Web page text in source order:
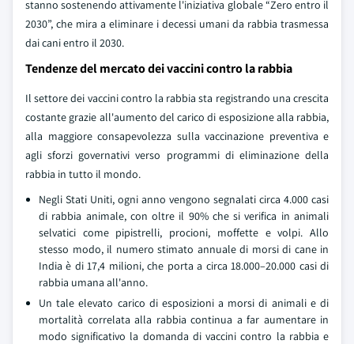
stanno sostenendo attivamente l'iniziativa globale “Zero entro il
2030”, che mira a eliminare i decessi umani da rabbia trasmessa
dai cani entro il 2030.
Tendenze del mercato dei vaccini contro la rabbia
Il settore dei vaccini contro la rabbia sta registrando una crescita
costante grazie all'aumento del carico di esposizione alla rabbia,
alla maggiore consapevolezza sulla vaccinazione preventiva e
agli sforzi governativi verso programmi di eliminazione della
rabbia in tutto il mondo.
Negli Stati Uniti, ogni anno vengono segnalati circa 4.000 casi
di rabbia animale, con oltre il 90% che si verifica in animali
selvatici come pipistrelli, procioni, moffette e volpi. Allo
stesso modo, il numero stimato annuale di morsi di cane in
India è di 17,4 milioni, che porta a circa 18.000–20.000 casi di
rabbia umana all'anno.
Un tale elevato carico di esposizioni a morsi di animali e di
mortalità correlata alla rabbia continua a far aumentare in
modo significativo la domanda di vaccini contro la rabbia e